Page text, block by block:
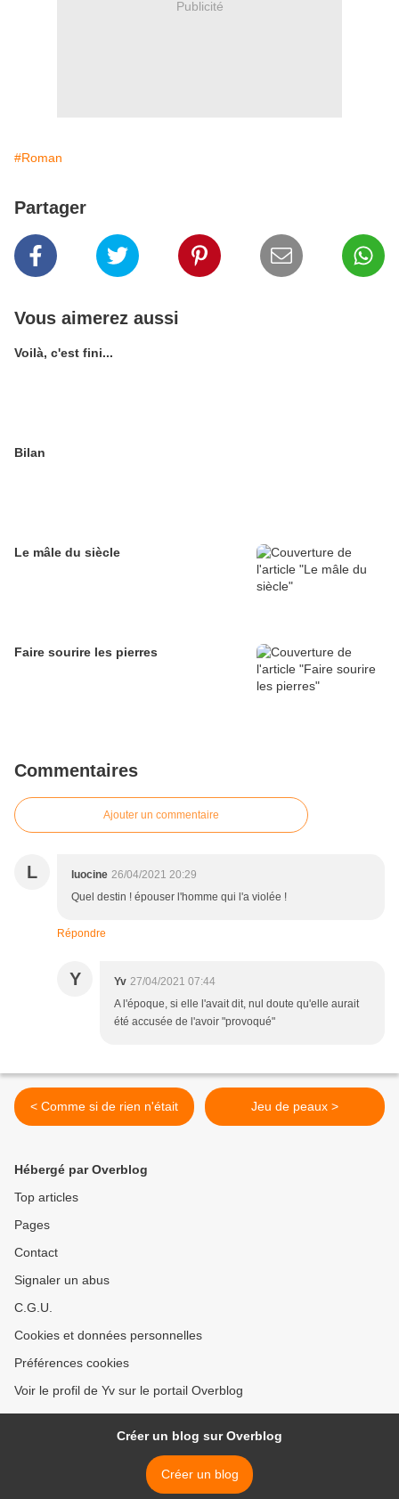
Publicité
#Roman
Partager
Vous aimerez aussi
Voilà, c'est fini...
Bilan
Le mâle du siècle
Faire sourire les pierres
Commentaires
Ajouter un commentaire
L luocine 26/04/2021 20:29
Quel destin ! épouser l'homme qui l'a violée !
Répondre
Y Yv 27/04/2021 07:44
A l'époque, si elle l'avait dit, nul doute qu'elle aurait
été accusée de l'avoir "provoqué"
< Comme si de rien n'était Jeu de peaux >
Hébergé par Overblog
Top articles
Pages
Contact
Signaler un abus
C.G.U.
Cookies et données personnelles
Préférences cookies
Voir le profil de Yv sur le portail Overblog
Créer un blog sur Overblog
Créer un blog